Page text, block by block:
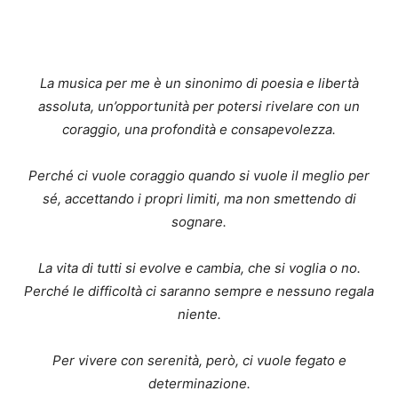
La musica per me è un sinonimo di poesia e libertà
assoluta, un’opportunità per potersi rivelare con un
coraggio, una profondità e consapevolezza.
Perché ci vuole coraggio quando si vuole il meglio per
sé, accettando i propri limiti, ma non smettendo di
sognare.
La vita di tutti si evolve e cambia, che si voglia o no.
Perché le difficoltà ci saranno sempre e nessuno regala
niente.
Per vivere con serenità, però, ci vuole fegato e
determinazione.